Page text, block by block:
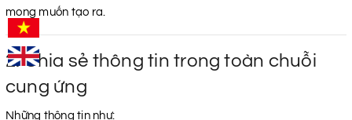
mong muốn tạo ra.
2. Chia sẻ thông tin trong toàn chuỗi
cung ứng
Những thông tin như: